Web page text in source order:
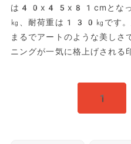
は40x45x81cmとなっ
㎏、耐荷重は130㎏です。
まるでアートのような美しさ
ニングが一気に格上げされる
1